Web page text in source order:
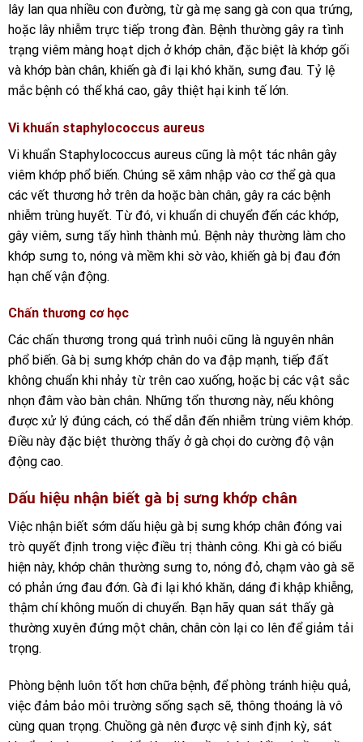
lây lan qua nhiều con đường, từ gà mẹ sang gà con qua trứng,
hoặc lây nhiễm trực tiếp trong đàn. Bệnh thường gây ra tình
trạng viêm màng hoạt dịch ở khớp chân, đặc biệt là khớp gối
và khớp bàn chân, khiến gà đi lại khó khăn, sưng đau. Tỷ lệ
mắc bệnh có thể khá cao, gây thiệt hại kinh tế lớn.
Vi khuẩn staphylococcus aureus
Vi khuẩn Staphylococcus aureus cũng là một tác nhân gây
viêm khớp phổ biến. Chúng sẽ xâm nhập vào cơ thể gà qua
các vết thương hở trên da hoặc bàn chân, gây ra các bệnh
nhiễm trùng huyết. Từ đó, vi khuẩn di chuyển đến các khớp,
gây viêm, sưng tấy hình thành mủ. Bệnh này thường làm cho
khớp sưng to, nóng và mềm khi sờ vào, khiến gà bị đau đớn
hạn chế vận động.
Chấn thương cơ học
Các chấn thương trong quá trình nuôi cũng là nguyên nhân
phổ biến. Gà bị sưng khớp chân do va đập mạnh, tiếp đất
không chuẩn khi nhảy từ trên cao xuống, hoặc bị các vật sắc
nhọn đâm vào bàn chân. Những tổn thương này, nếu không
được xử lý đúng cách, có thể dẫn đến nhiễm trùng viêm khớp.
Điều này đặc biệt thường thấy ở gà chọi do cường độ vận
động cao.
Dấu hiệu nhận biết gà bị sưng khớp chân
Việc nhận biết sớm dấu hiệu gà bị sưng khớp chân đóng vai
trò quyết định trong việc điều trị thành công. Khi gà có biểu
hiện này, khớp chân thường sưng to, nóng đỏ, chạm vào gà sẽ
có phản ứng đau đớn. Gà đi lại khó khăn, dáng đi khập khiễng,
thậm chí không muốn di chuyển. Bạn hãy quan sát thấy gà
thường xuyên đứng một chân, chân còn lại co lên để giảm tải
trọng.
Phòng bệnh luôn tốt hơn chữa bệnh, để phòng tránh hiệu quả,
việc đảm bảo môi trường sống sạch sẽ, thông thoáng là vô
cùng quan trọng. Chuồng gà nên được vệ sinh định kỳ, sát